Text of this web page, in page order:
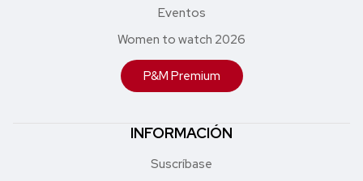
Eventos
Women to watch 2026
P&M Premium
INFORMACIÓN
Suscríbase